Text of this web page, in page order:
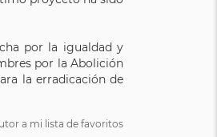
por la igualdad y
por la Abolición
la erradicación de
a mi lista de favoritos